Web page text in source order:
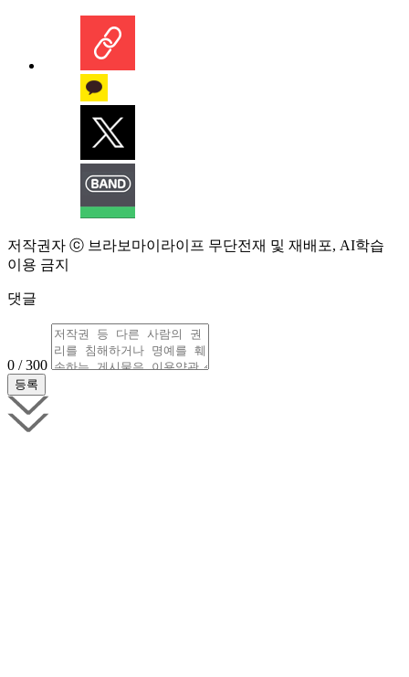
저작권자 ⓒ 브라보마이라이프 무단전재 및 재배포, AI학습
이용 금지
댓글
0 / 300